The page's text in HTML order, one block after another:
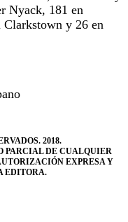
Nyack, 181 en
y 26 en
2018.
PARCIAL DE CUALQUIER
EXPRESA Y
EDITORA.